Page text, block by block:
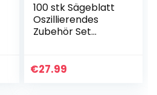
100 stk Sägeblatt
Oszillierendes
Zubehör Set
für Fein
€27.99